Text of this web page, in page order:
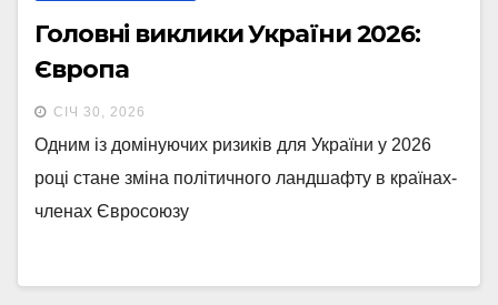
Головні виклики України 2026:
Європа
СІЧ 30, 2026
Одним із домінуючих ризиків для України у 2026
році стане зміна політичного ландшафту в країнах-
членах Євросоюзу